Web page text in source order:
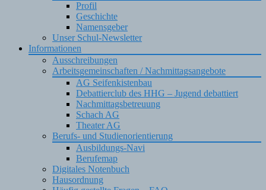
Profil
Geschichte
Namensgeber
Unser Schul-Newsletter
Informationen
Ausschreibungen
Arbeitsgemeinschaften / Nachmittagsangebote
AG Seifenkistenbau
Debattierclub des HHG – Jugend debattiert
Nachmittagsbetreuung
Schach AG
Theater AG
Berufs- und Studienorientierung
Ausbildungs-Navi
Berufemap
Digitales Notenbuch
Hausordnung